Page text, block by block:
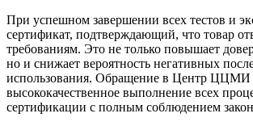
При успешном завершении всех тестов и
сертификат, подтверждающий, что товар
требованиям. Это не только повышает
но и снижает вероятность негативных
использования. Обращение в Центр ЦЦМИ
высококачественное выполнение всех
сертификации с полным соблюдением